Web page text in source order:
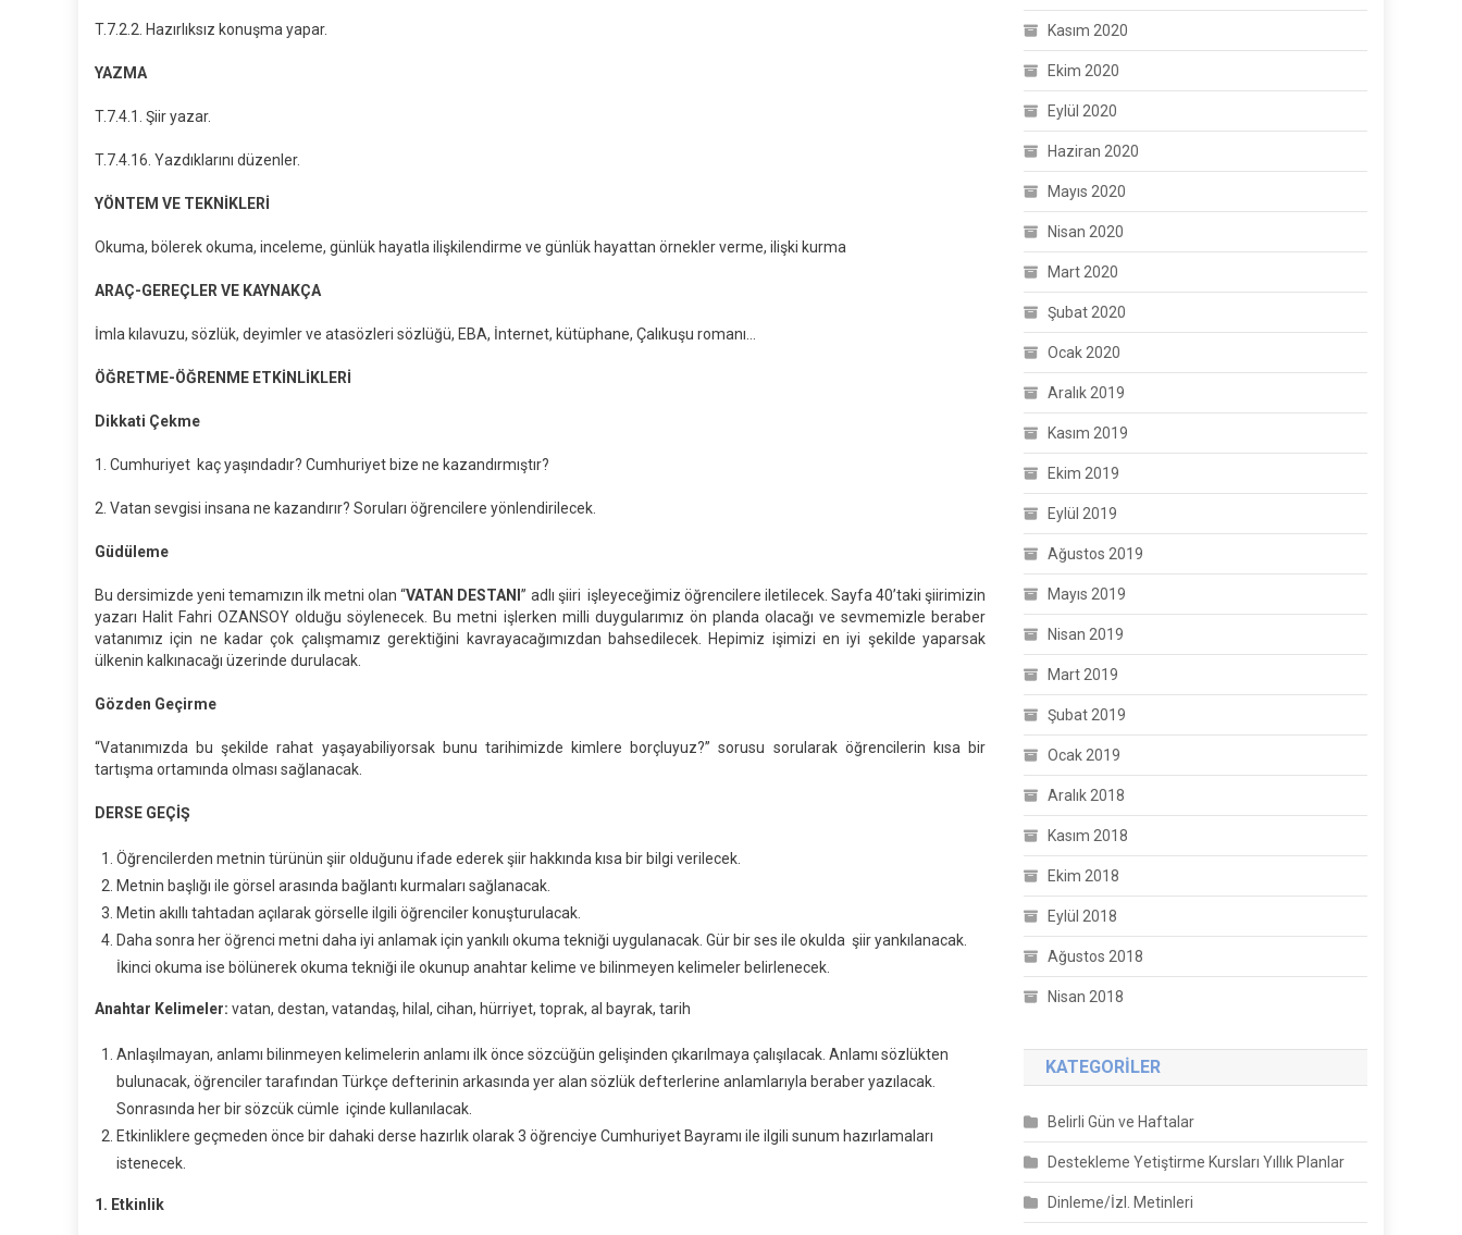
T.7.2.2. Hazırlıksız konuşma yapar.
YAZMA
T.7.4.1. Şiir yazar.
T.7.4.16. Yazdıklarını düzenler.
YÖNTEM VE TEKNİKLERİ
Okuma, bölerek okuma, inceleme, günlük hayatla ilişkilendirme ve günlük hayattan örnekler verme, ilişki kurma
ARAÇ-GEREÇLER VE KAYNAKÇA
İmla kılavuzu, sözlük, deyimler ve atasözleri sözlüğü, EBA, İnternet, kütüphane, Çalıkuşu romanı…
ÖĞRETME-ÖĞRENME ETKİNLİKLERİ
Dikkati Çekme
1. Cumhuriyet kaç yaşındadır? Cumhuriyet bize ne kazandırmıştır?
2. Vatan sevgisi insana ne kazandırır? Soruları öğrencilere yönlendirilecek.
Güdüleme
Bu dersimizde yeni temamızın ilk metni olan “VATAN DESTANI” adlı şiiri işleyeceğimiz öğrencilere iletilecek. Sayfa 40’taki şiirimizin
yazarı Halit Fahri OZANSOY olduğu söylenecek. Bu metni işlerken milli duygularımız ön planda olacağı ve sevmemizle beraber
vatanımız için ne kadar çok çalışmamız gerektiğini kavrayacağımızdan bahsedilecek. Hepimiz işimizi en iyi şekilde yaparsak
ülkenin kalkınacağı üzerinde durulacak.
Gözden Geçirme
“Vatanımızda bu şekilde rahat yaşayabiliyorsak bunu tarihimizde kimlere borçluyuz?” sorusu sorularak öğrencilerin kısa bir
tartışma ortamında olması sağlanacak.
DERSE GEÇİŞ
Öğrencilerden metnin türünün şiir olduğunu ifade ederek şiir hakkında kısa bir bilgi verilecek.
Metnin başlığı ile görsel arasında bağlantı kurmaları sağlanacak.
Metin akıllı tahtadan açılarak görselle ilgili öğrenciler konuşturulacak.
Daha sonra her öğrenci metni daha iyi anlamak için yankılı okuma tekniği uygulanacak. Gür bir ses ile okulda şiir yankılanacak.
İkinci okuma ise bölünerek okuma tekniği ile okunup anahtar kelime ve bilinmeyen kelimeler belirlenecek.
Anahtar Kelimeler: vatan, destan, vatandaş, hilal, cihan, hürriyet, toprak, al bayrak, tarih
Anlaşılmayan, anlamı bilinmeyen kelimelerin anlamı ilk önce sözcüğün gelişinden çıkarılmaya çalışılacak. Anlamı sözlükten
bulunacak, öğrenciler tarafından Türkçe defterinin arkasında yer alan sözlük defterlerine anlamlarıyla beraber yazılacak.
Sonrasında her bir sözcük cümle içinde kullanılacak.
Etkinliklere geçmeden önce bir dahaki derse hazırlık olarak 3 öğrenciye Cumhuriyet Bayramı ile ilgili sunum hazırlamaları
istenecek.
1. Etkinlik
Kasım 2020
Ekim 2020
Eylül 2020
Haziran 2020
Mayıs 2020
Nisan 2020
Mart 2020
Şubat 2020
Ocak 2020
Aralık 2019
Kasım 2019
Ekim 2019
Eylül 2019
Ağustos 2019
Mayıs 2019
Nisan 2019
Mart 2019
Şubat 2019
Ocak 2019
Aralık 2018
Kasım 2018
Ekim 2018
Eylül 2018
Ağustos 2018
Nisan 2018
KATEGORILER
Belirli Gün ve Haftalar
Destekleme Yetiştirme Kursları Yıllık Planlar
Dinleme/İzl. Metinleri